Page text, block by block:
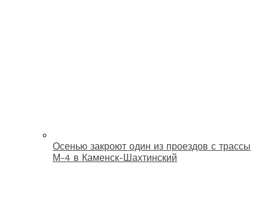
Осенью закроют один из проездов с трассы
М-4 в Каменск-Шахтинский